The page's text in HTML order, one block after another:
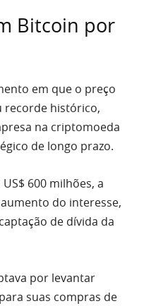
Bitcoin por
em que o preço
recorde histórico,
na criptomoeda
de longo prazo.
600 milhões, a
do interesse,
de dívida da
por levantar
suas compras de